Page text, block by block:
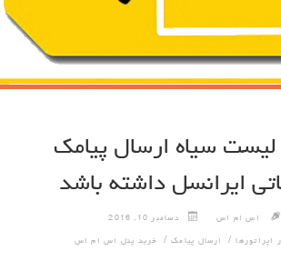
سیاه ارسال پیامک
ایرانسل داشته باشد
اس ام اس دسامبر 10, 2016
/ ارسال پیامک / خرید پنل اس ام اس